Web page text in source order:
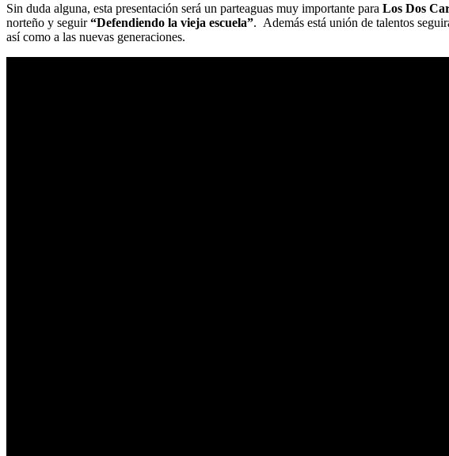
Sin duda alguna, esta presentación será un parteaguas muy importante para Los Dos
norteño y seguir“Defendiendo la vieja escuela”. Además está unión de talentos
así como a las nuevas generaciones.